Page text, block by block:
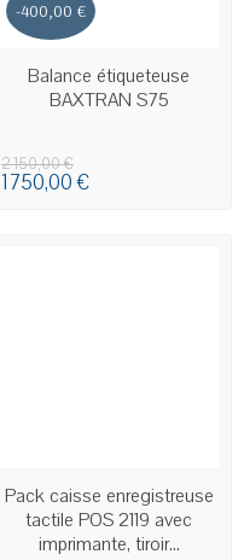
-400,00 €
DERNIERS ARTICLES EN STOCK
Balance étiqueteuse
BAXTRAN S75
2 150,00 €
1 750,00 €
EN STOCK
Pack caisse enregistreuse
tactile POS 2119 avec
imprimante, tiroir...